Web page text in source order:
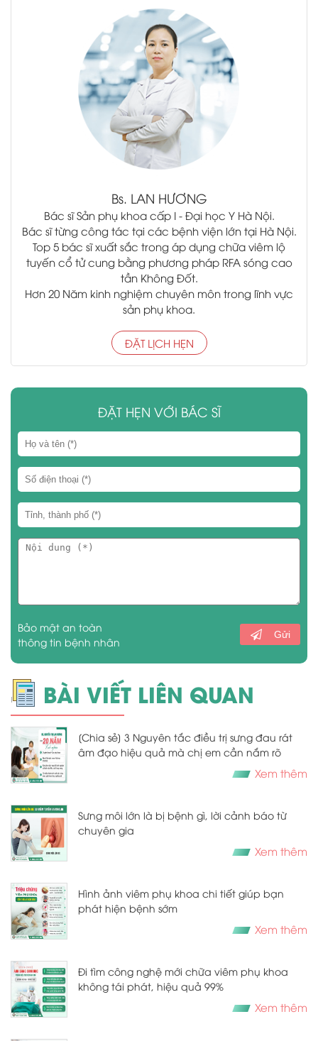
Bs. LAN HƯƠNG
Bác sĩ Sản phụ khoa cấp I - Đại học Y Hà Nội.
Bác sĩ từng công tác tại các bệnh viện lớn tại Hà Nội.
Top 5 bác sĩ xuất sắc trong áp dụng chữa viêm lộ
tuyến cổ tử cung bằng phương pháp RFA sóng cao
tần Không Đốt.
Hơn 20 Năm kinh nghiệm chuyên môn trong lĩnh vực
sản phụ khoa.
ĐẶT LỊCH HẸN
ĐẶT HẸN VỚI BÁC SĨ
Bảo mật an toàn
thông tin bệnh nhân
Gửi
BÀI VIẾT LIÊN QUAN
[Chia sẻ] 3 Nguyên tắc điều trị sưng đau rát
âm đạo hiệu quả mà chị em cần nắm rõ
Xem thêm
Sưng môi lớn là bị bệnh gì, lời cảnh báo từ
chuyên gia
Xem thêm
Hình ảnh viêm phụ khoa chi tiết giúp bạn
phát hiện bệnh sớm
Xem thêm
Đi tìm công nghệ mới chữa viêm phụ khoa
không tái phát, hiệu quả 99%
Xem thêm